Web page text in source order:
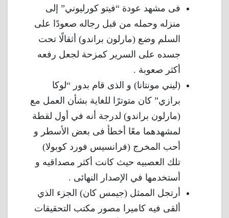
فى مشهد عودة “فيتو كورليوني” إلى
منزله وحمله من قبل رجاله صعودًا على
السلم وضع (مارلون براندو) أثقالًا تحت
جسده على السرير كمزحة لجعل رفعه
أكثر صعوبة .
(ليني مونتانا) و الذى قام بدور “لوكا
برازي” كان متوترًا للغاية بشأن العمل مع
(مارلون براندو) لدرجة أنه في أول لقطة
لمشهدهما معًا أخطأ فى بعض الأسطر و
أحب المخرج (فرانسيس فورد كوبولا)
تلك العصبيه حيث كانت أكثر مصداقيه و
أستخدمها في الإصدار النهائى .
أرتجل الممثل (جيمس كان) الجزء الذي
ألقى فيه كاميرا مصور مكتب التحقيقات